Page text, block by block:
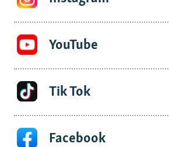
YouTube
Tik Tok
Facebook